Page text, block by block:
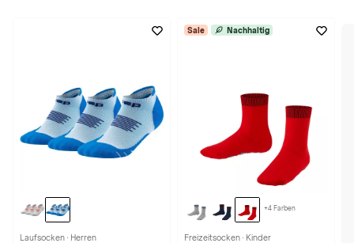
Laufsocken · Herren
Sale Nachhaltig
+4 Farben
Freizeitsocken · Kinder